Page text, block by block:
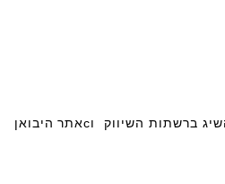
שקיתול- שקית ריחנית לחיתולים מבית טוליפס, 50 יחידות 11.90 שח, להשיג ברשתות השיווק וcאתר היבואן